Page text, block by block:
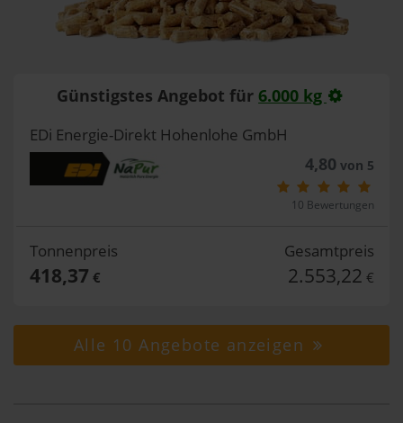
Günstigstes Angebot für 6.000 kg
EDi Energie-Direkt Hohenlohe GmbH
4,80 von 5
10 Bewertungen
Tonnenpreis
418,37 €
Gesamtpreis
2.553,22 €
Alle 10 Angebote anzeigen